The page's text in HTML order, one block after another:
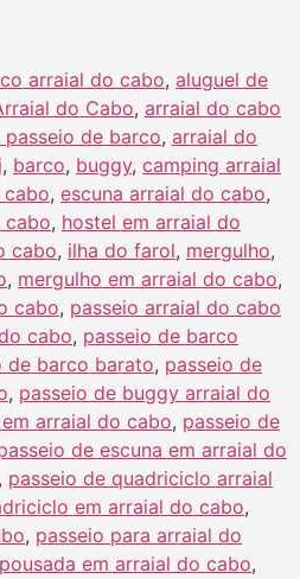
arraial do cabo, aluguel de
do Cabo, arraial do cabo
de barco, arraial do
, barco, buggy, camping arraial
, escuna arraial do cabo,
cabo, hostel em arraial do
cabo, ilha do farol, mergulho,
, mergulho em arraial do cabo,
cabo, passeio arraial do cabo
cabo, passeio de barco
de barco barato, passeio de
, passeio de buggy arraial do
arraial do cabo, passeio de
de escuna em arraial do
, passeio de quadriciclo arraial
em arraial do cabo,
, passeio para arraial do
pousada em arraial do cabo,